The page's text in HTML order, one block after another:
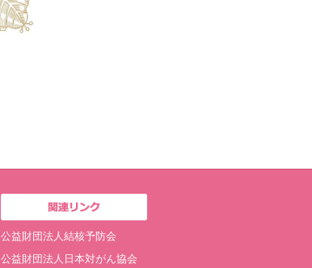
公益財団法人結核予防会
公益財団法人日本対がん協会